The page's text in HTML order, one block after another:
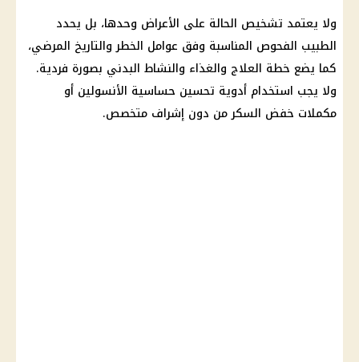
ولا يعتمد تشخيص الحالة على الأعراض وحدها، بل يحدد
الطبيب الفحوص المناسبة وفق عوامل الخطر والتاريخ المرضي،
كما يضع خطة العلاج والغذاء والنشاط البدني بصورة فردية.
ولا يجب استخدام أدوية تحسين حساسية الأنسولين أو
مكملات خفض السكر من دون إشراف متخصص.